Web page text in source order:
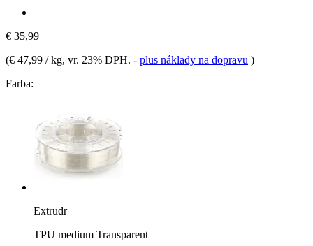
€ 35,99
(€ 47,99 / kg, vr. 23% DPH. - plus náklady na dopravu )
Farba:
Extrudr
TPU medium Transparent